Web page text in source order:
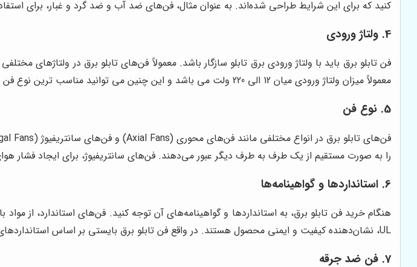
کنید که برای این شرایط طراحی شده‌اند. به عنوان مثال، فن‌های ضد آب و ضد گرد و غبار، برای
4. ولتاژ ورودی
معمولاً میزان ولتاژ ورودی میان 12 الی 220 ولت می باشد و این چنین می توانید مناسب ترین نوع فن تابلو برق را در سایز استاندارد و مناسب خریداری نمائید.
5. نوع فن
را به صورت مستقیم از یک طرف به طرف دیگر عبور می‌دهند. فن‌های سانتریفیوژ، برای ایجاد فشار
6. استانداردها و گواهینامه‌ها
UL، نشان‌دهنده کیفیت و ایمنی محصول هستند. در واقع فن تابلو برق بایستی بر اساس استانداردهای بین المللی ساخته شده باشند که مقاومت بالایی در برابر حرارت و گرمای محیط داشته باشند.
7. فن ضد جرقه